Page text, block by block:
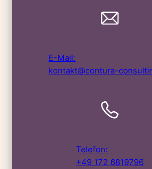
E-Mail:
kontakt@contura-
Telefon:
+49 172 6819796